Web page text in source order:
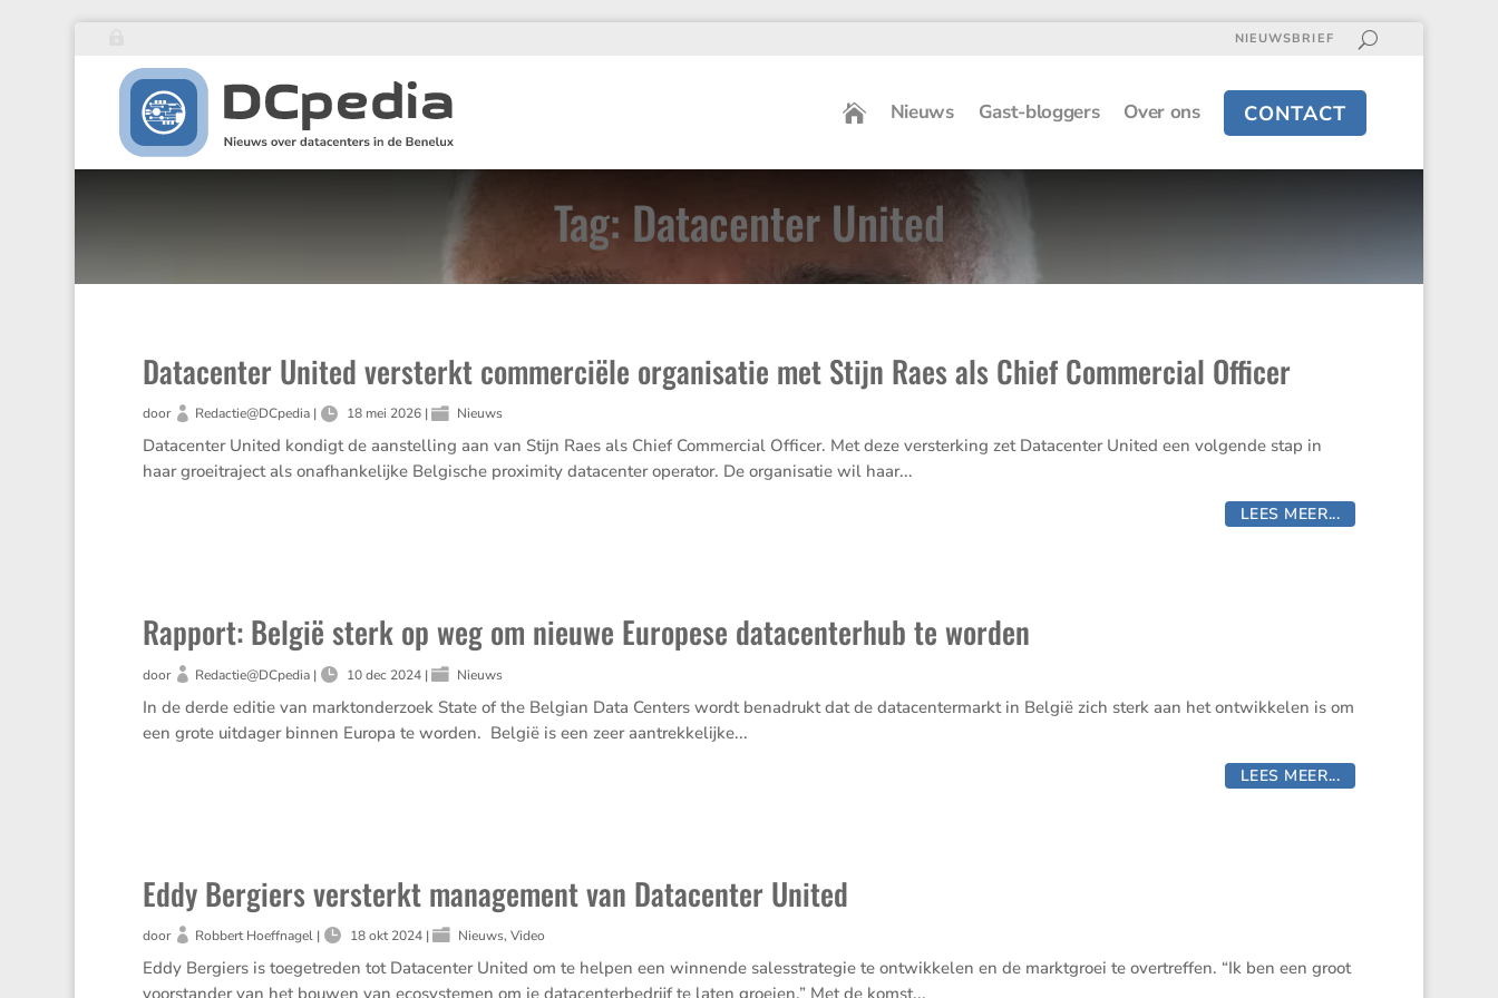
NIEUWSBRIEF
Nieuws Gast-bloggers Over ons CONTACT
Tag: Datacenter United
Datacenter United versterkt commerciële organisatie met Stijn Raes als Chief Commercial Officer
door Redactie@DCpedia| 18 mei 2026| Nieuws
Datacenter United kondigt de aanstel­ling aan van Stijn Raes als Chief Commer­cial Officer. Met deze verster­king zet Datacenter United een volgende stap in
haar groei­tra­ject als onafhan­ke­lijke Belgi­sche proxi­mity datacenter operator. De organi­satie wil haar...
LEES MEER...
Rapport: België sterk op weg om nieuwe Europese datacenterhub te worden
door Redactie@DCpedia| 10 dec 2024| Nieuws
In de derde editie van markt­on­der­zoek State of the Belgian Data Centers wordt benadrukt dat de datacen­ter­markt in België zich sterk aan het ontwik­kelen is om
een grote uitdager binnen Europa te worden. België is een zeer aantrek­ke­lijke...
LEES MEER...
Eddy Bergiers versterkt management van Datacenter United
door Robbert Hoeffnagel| 18 okt 2024| Nieuws,Video
Eddy Bergiers is toege­treden tot Datacenter United om te helpen een winnende sales­stra­tegie te ontwik­kelen en de markt­groei te overtreffen. “Ik ben een groot